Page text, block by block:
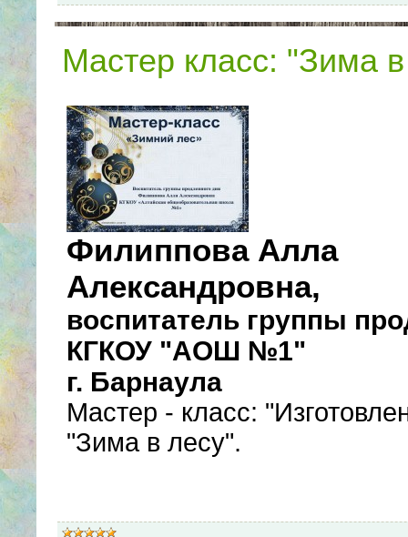
Мастер класс: "Зима
Филиппова Алла
Александровна,
воспитатель группы
КГКОУ "АОШ №1"
г. Барнаула
Мастер - класс:
"Зима в лесу".